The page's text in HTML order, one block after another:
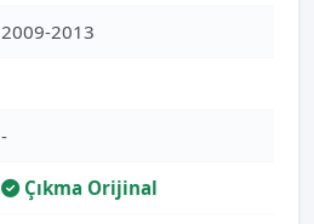
2009-2013
-
Çıkma Orijinal